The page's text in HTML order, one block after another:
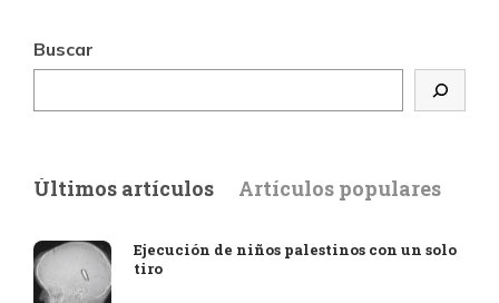
Buscar
Últimos artículos Artículos populares
Ejecución de niños palestinos con un solo
tiro